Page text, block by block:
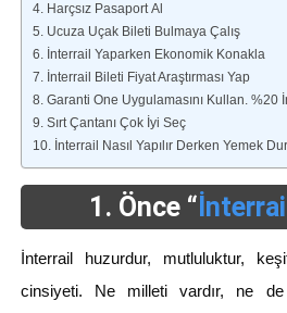
4. Harçsız Pasaport Al
5. Ucuza Uçak Bileti Bulmaya Çalış
6. İnterrail Yaparken Ekonomik Konakla
7. İnterrail Bileti Fiyat Araştırması Yap
8. Garanti One Uygulamasını Kullan. %20
9. Sırt Çantanı Çok İyi Seç
10. İnterrail Nasıl Yapılır Derken Yemek
1. Önce “
İnterrail huzurdur, mutluluktur,
cinsiyeti. Ne milleti vardır, ne de